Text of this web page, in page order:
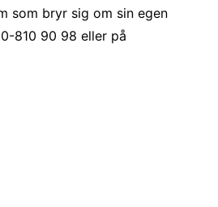
som bryr sig om sin egen
810 90 98 eller på